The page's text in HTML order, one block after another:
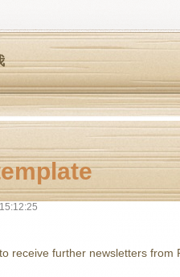
receive further newsletters